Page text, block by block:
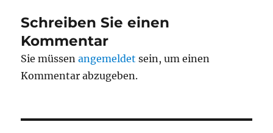
Schreiben Sie einen
Kommentar
Sie müssenangemeldet sein, um einen
Kommentar abzugeben.